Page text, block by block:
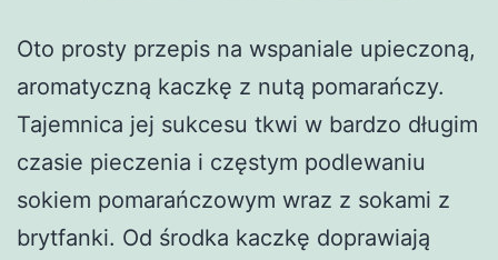
Oto prosty przepis na wspaniale upieczoną,
aromatyczną kaczkę z nutą pomarańczy.
Tajemnica jej sukcesu tkwi w bardzo długim
czasie pieczenia i częstym podlewaniu
sokiem pomarańczowym wraz z sokami z
brytfanki. Od środka kaczkę doprawiają